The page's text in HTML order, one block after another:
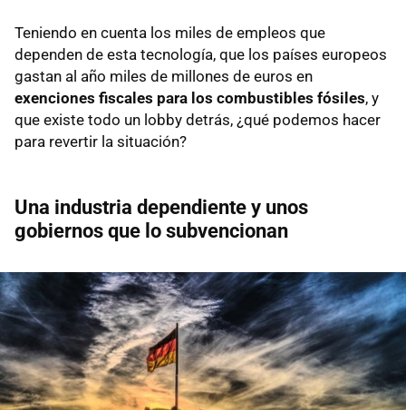
Teniendo en cuenta los miles de empleos que
dependen de esta tecnología, que los países europeos
gastan al año miles de millones de euros en
exenciones fiscales para los combustibles fósiles, y
que existe todo un lobby detrás, ¿qué podemos hacer
para revertir la situación?
Una industria dependiente y unos
gobiernos que lo subvencionan